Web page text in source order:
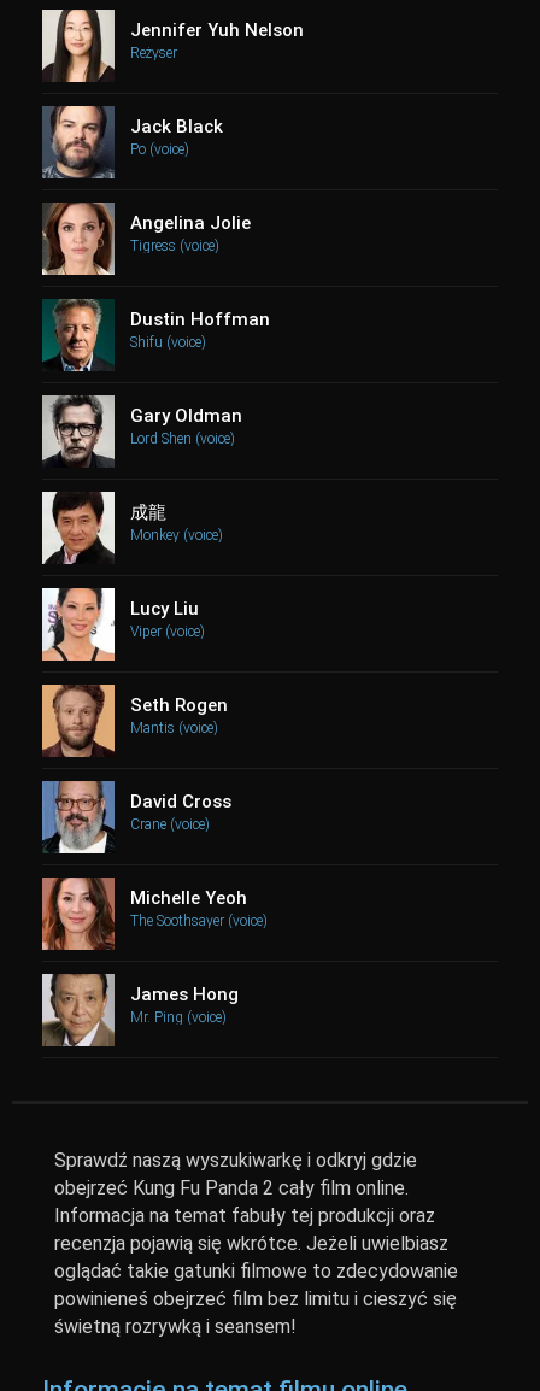
Jennifer Yuh Nelson
Reżyser
Jack Black
Po (voice)
Angelina Jolie
Tigress (voice)
Dustin Hoffman
Shifu (voice)
Gary Oldman
Lord Shen (voice)
成龍
Monkey (voice)
Lucy Liu
Viper (voice)
Seth Rogen
Mantis (voice)
David Cross
Crane (voice)
Michelle Yeoh
The Soothsayer (voice)
James Hong
Mr. Ping (voice)
Sprawdź naszą wyszukiwarkę i odkryj gdzie
obejrzeć Kung Fu Panda 2 cały film online.
Informacja na temat fabuły tej produkcji oraz
recenzja pojawią się wkrótce. Jeżeli uwielbiasz
oglądać takie gatunki filmowe to zdecydowanie
powinieneś obejrzeć film bez limitu i cieszyć się
świetną rozrywką i seansem!